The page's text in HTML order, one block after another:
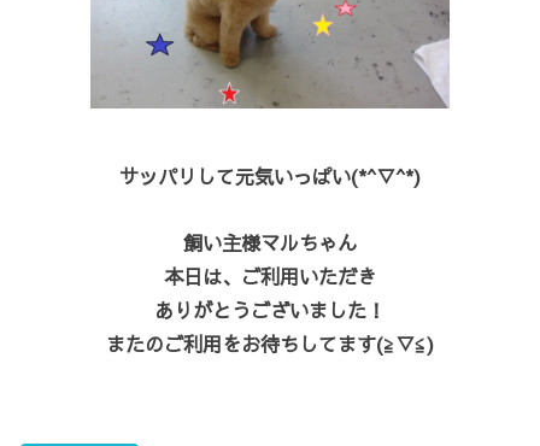
サッパリして元気いっぱい(*^▽^*)
飼い主様マルちゃん
本日は、ご利用いただき
ありがとうございました！
またのご利用をお待ちしてます(≧▽≦)